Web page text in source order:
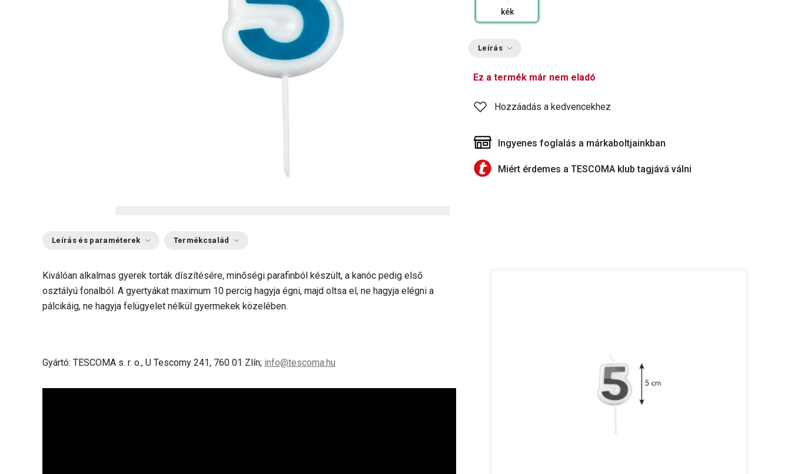
kék
Leírás
Ez a termék már nem eladó
Hozzáadás a kedvencekhez
Ingyenes foglalás a márkaboltjainkban
Miért érdemes a TESCOMA klub tagjává válni
Leírás és paraméterek Termékcsalád
Kiválóan alkalmas gyerek torták díszítésére, minőségi parafinból készült, a kanóc pedig első
osztályú fonalból. A gyertyákat maximum 10 percig hagyja égni, majd oltsa el, ne hagyja elégni a
pálcikáig, ne hagyja felügyelet nélkül gyermekek közelében.
Gyártó: TESCOMA s. r. o., U Tescomy 241, 760 01 Zlín; info@tescoma.hu